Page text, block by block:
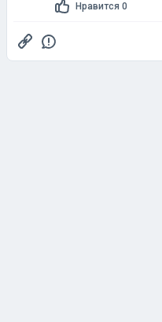
Нравится 0